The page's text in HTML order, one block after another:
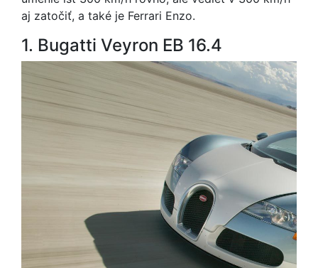
aj zatočiť, a také je Ferrari Enzo.
1. Bugatti Veyron EB 16.4